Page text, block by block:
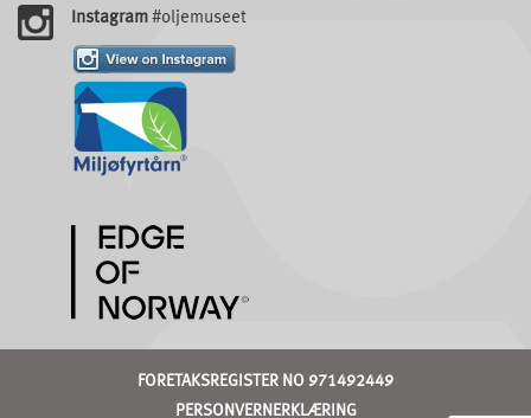
Instagram#oljemuseet
FORETAKSREGISTER NO 971492449
PERSONVERNERKLÆRING